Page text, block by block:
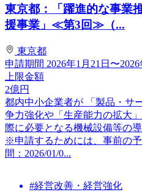
東京都：「躍進的な事業
援事業」≪第3回≫（...
東京都
申請期間 2026年1月21日〜2026
上限金額
2億円
都内中小企業者が 「製品・サ
争力強化や「生産能力の拡大
際に必要となる機械設備等の
※申請するためには、事前の
間：2026/01/0...
#経営改善・経営強化